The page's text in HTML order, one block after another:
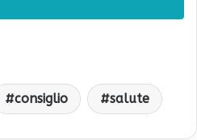
consiglio salute